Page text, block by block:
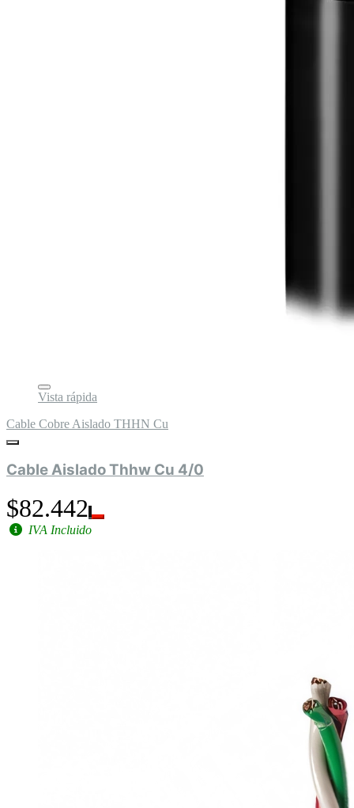
Vista rápida
Cable Cobre Aislado THHN Cu
Cable Aislado Thhw Cu 4/0
$82.442
IVA Incluido